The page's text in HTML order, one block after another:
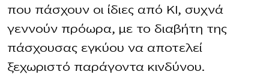
που πάσχουν οι ίδιες από ΚΙ, συχνά
γεννούν πρόωρα, με το διαβήτη της
πάσχουσας εγκύου να αποτελεί
ξεχωριστό παράγοντα κινδύνου.